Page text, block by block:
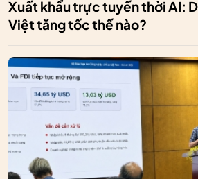
Xuất khẩu trực tuyến thời AI:
Việt tăng tốc thế nào?